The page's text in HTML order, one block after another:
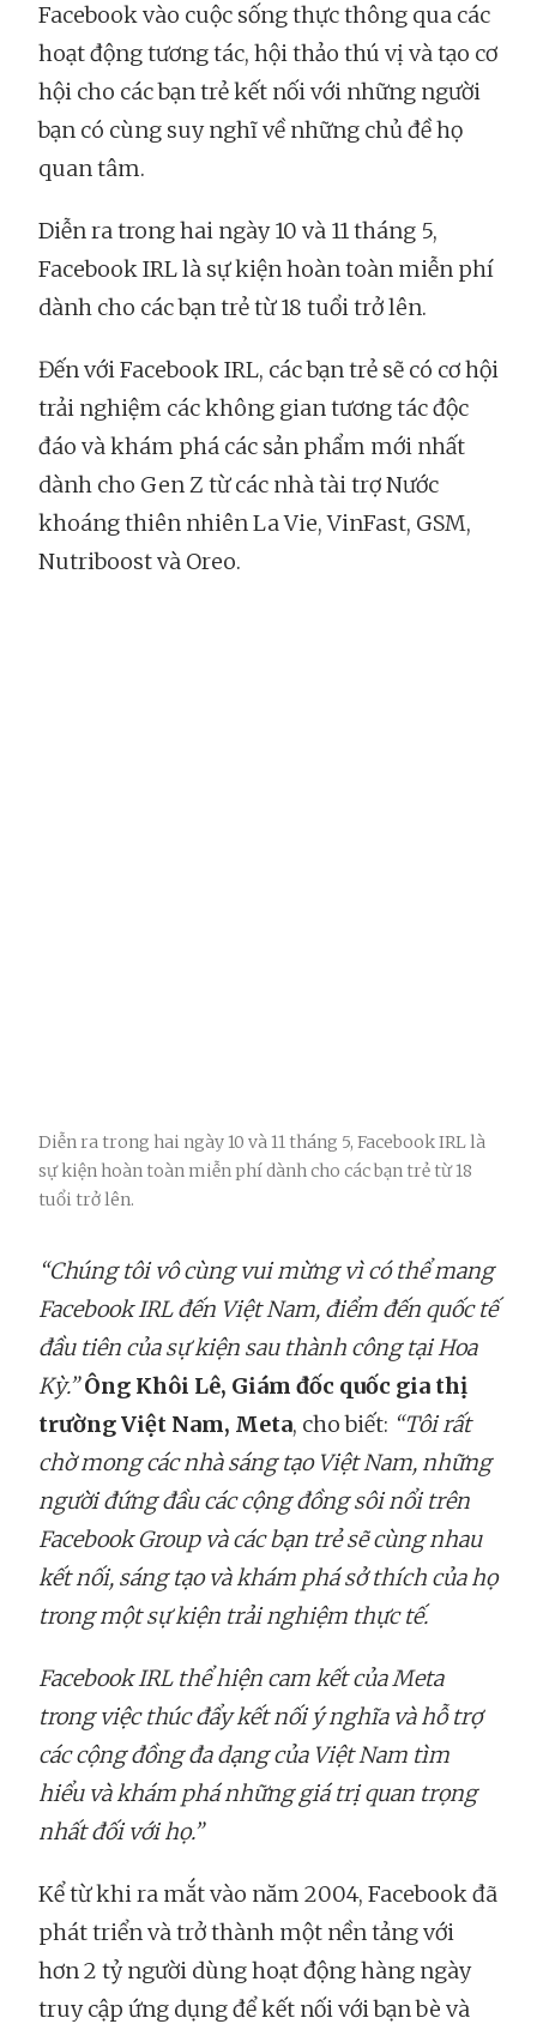
Facebook vào cuộc sống thực thông qua các
hoạt động tương tác, hội thảo thú vị và tạo cơ
hội cho các bạn trẻ kết nối với những người
bạn có cùng suy nghĩ về những chủ đề họ
quan tâm.
Diễn ra trong hai ngày 10 và 11 tháng 5,
Facebook IRL là sự kiện hoàn toàn miễn phí
dành cho các bạn trẻ từ 18 tuổi trở lên.
Đến với Facebook IRL, các bạn trẻ sẽ có cơ hội
trải nghiệm các không gian tương tác độc
đáo và khám phá các sản phẩm mới nhất
dành cho Gen Z từ các nhà tài trợ Nước
khoáng thiên nhiên La Vie, VinFast, GSM,
Nutriboost và Oreo.
Diễn ra trong hai ngày 10 và 11 tháng 5, Facebook IRL là
sự kiện hoàn toàn miễn phí dành cho các bạn trẻ từ 18
tuổi trở lên.
“Chúng tôi vô cùng vui mừng vì có thể mang
Facebook IRL đến Việt Nam, điểm đến quốc tế
đầu tiên của sự kiện sau thành công tại Hoa
Kỳ.” Ông Khôi Lê, Giám đốc quốc gia thị
trường Việt Nam, Meta, cho biết: “Tôi rất
chờ mong các nhà sáng tạo Việt Nam, những
người đứng đầu các cộng đồng sôi nổi trên
Facebook Group và các bạn trẻ sẽ cùng nhau
kết nối, sáng tạo và khám phá sở thích của họ
trong một sự kiện trải nghiệm thực tế.
Facebook IRL thể hiện cam kết của Meta
trong việc thúc đẩy kết nối ý nghĩa và hỗ trợ
các cộng đồng đa dạng của Việt Nam tìm
hiểu và khám phá những giá trị quan trọng
nhất đối với họ.”
Kể từ khi ra mắt vào năm 2004, Facebook đã
phát triển và trở thành một nền tảng với
hơn 2 tỷ người dùng hoạt động hàng ngày
truy cập ứng dụng để kết nối với bạn bè và